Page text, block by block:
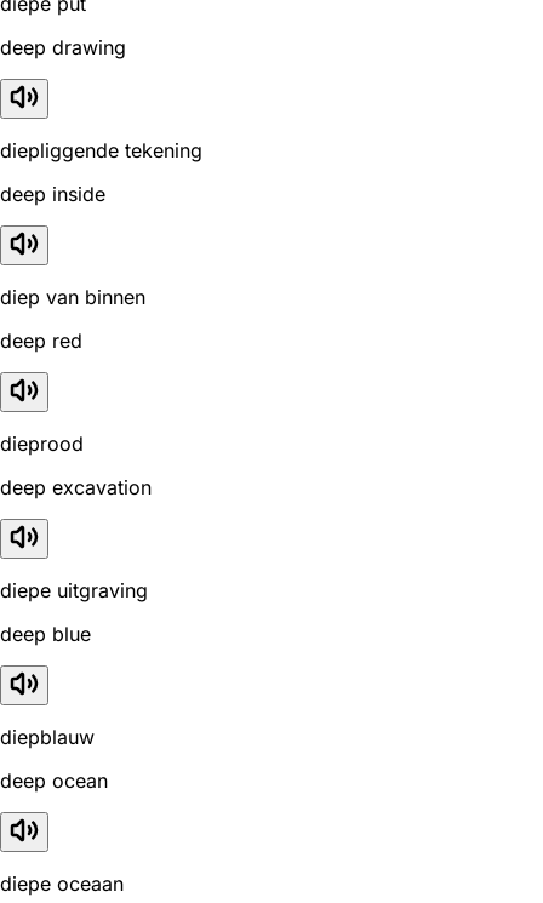
deep drawing
diepliggende tekening
deep inside
diep van binnen
deep red
dieprood
deep excavation
diepe uitgraving
deep blue
diepblauw
deep ocean
diepe oceaan